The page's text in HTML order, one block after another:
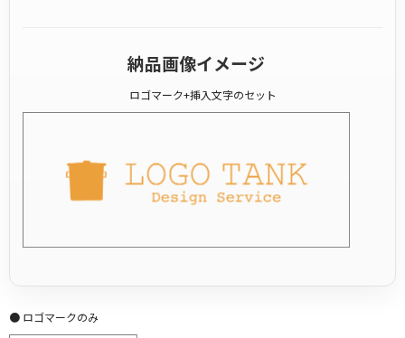
納品画像イメージ
ロゴマーク+挿入文字のセット
● ロゴマークのみ